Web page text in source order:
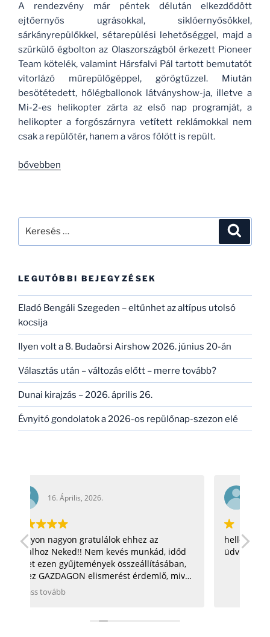
A rendezvény már péntek délután elkezdődött
ejtőernyős ugrásokkal, siklóernyősökkel,
sárkányrepülőkkel, sétarepülési lehetőséggel, majd a
szürkülő égbolton az Olaszországból érkezett Pioneer
Team kötelék, valamint Hársfalvi Pál tartott bemutatót
vitorlázó műrepülőgéppel, görögtűzzel. Miután
besötétedett, hőlégballonok látványshow-ja, illetve a
Mi-2-es helikopter zárta az első nap programját, a
helikopter a forgószárnyra vetített reklámokkal nem
csak a repülőtér, hanem a város fölött is repült.
„Szegedi
–
2016.
17-
18.”
bővebben
LEGUTÓBBI BEJEGYZÉSEK
Eladó Bengáli Szegeden – eltűnhet az altípus utolsó
kocsija
Ilyen volt a 8. Budaörsi Airshow 2026. június 20-án
Választás után – változás előtt – merre tovább?
Dunai kirajzás – 2026. április 26.
Évnyitó gondolatok a 2026-os repülőnap-szezon elé
az
munkád, időd
érdemlő, mivel
hello! nagyon jó az oldal! =) csillagosötös:D
üdv: zoli